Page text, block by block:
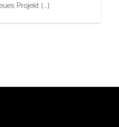
Projekt [...]